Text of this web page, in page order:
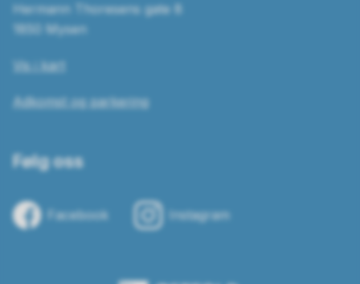
Hermann Thoresens gate 8
1850 Mysen
Vis i kart
Adkomst og parkering
Følg oss
Facebook Instagram